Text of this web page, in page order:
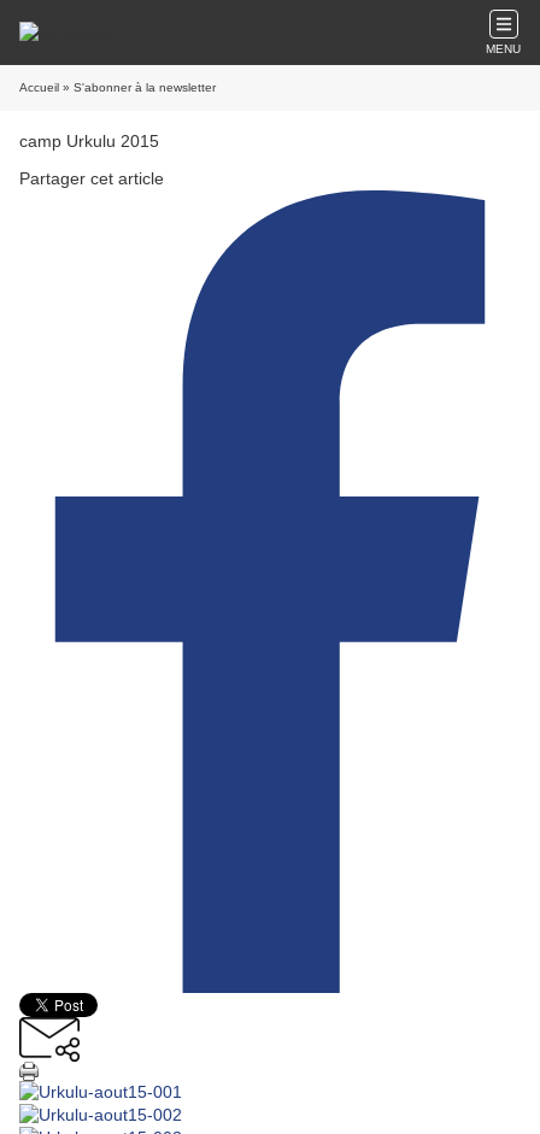
MENU
Accueil » S'abonner à la newsletter
camp Urkulu 2015
Partager cet article